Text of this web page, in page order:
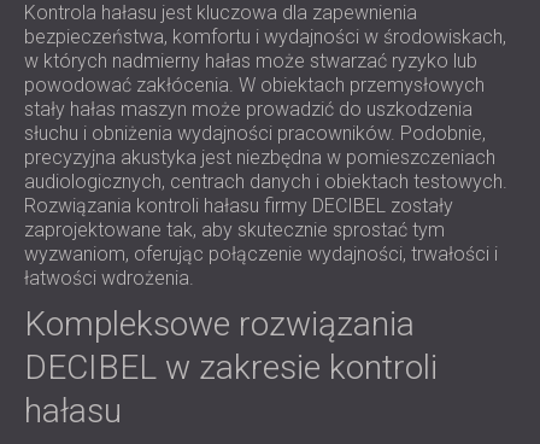
Kontrola hałasu jest kluczowa dla zapewnienia
bezpieczeństwa, komfortu i wydajności w środowiskach,
w których nadmierny hałas może stwarzać ryzyko lub
powodować zakłócenia. W obiektach przemysłowych
stały hałas maszyn może prowadzić do uszkodzenia
słuchu i obniżenia wydajności pracowników. Podobnie,
precyzyjna akustyka jest niezbędna w pomieszczeniach
audiologicznych, centrach danych i obiektach testowych.
Rozwiązania kontroli hałasu firmy DECIBEL zostały
zaprojektowane tak, aby skutecznie sprostać tym
wyzwaniom, oferując połączenie wydajności, trwałości i
łatwości wdrożenia.
Kompleksowe rozwiązania
DECIBEL w zakresie kontroli
hałasu